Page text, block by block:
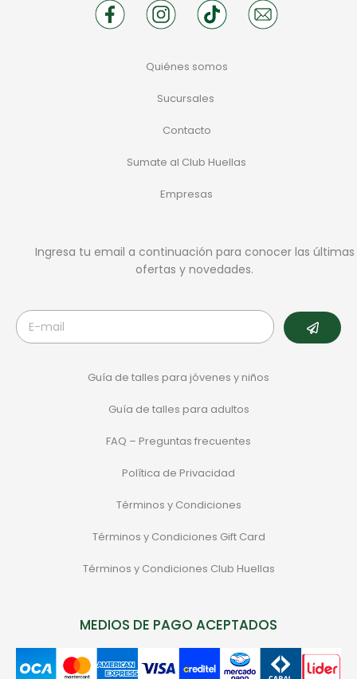
Quiénes somos
Sucursales
Contacto
Sumate al Club Huellas
Empresas
Ingresa tu email a continuación para conocer las últimas
ofertas y novedades.
Guía de talles para jóvenes y niños
Guía de talles para adultos
FAQ – Preguntas frecuentes
Política de Privacidad
Términos y Condiciones
Términos y Condiciones Gift Card
Términos y Condiciones Club Huellas
MEDIOS DE PAGO ACEPTADOS